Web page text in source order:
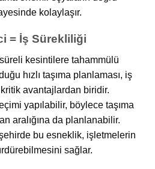
kolaylaşır.
= İş Sürekliliği
kesintilere tahammülü
hızlı taşıma planlaması, iş
avantajlardan biridir.
yapılabilir, böylece taşıma
aralığına da planlanabilir.
bu esneklik, işletmelerin
sağlar.